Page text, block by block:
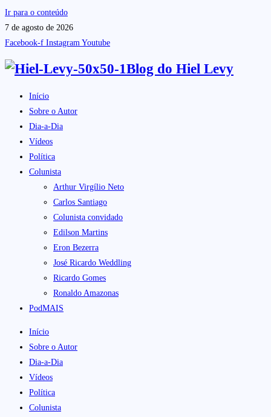
Ir para o conteúdo
7 de agosto de 2026
Facebook-f Instagram Youtube
Blog do Hiel Levy
Início
Sobre o Autor
Dia-a-Dia
Vídeos
Política
Colunista
Arthur Virgílio Neto
Carlos Santiago
Colunista convidado
Edilson Martins
Eron Bezerra
José Ricardo Weddling
Ricardo Gomes
Ronaldo Amazonas
PodMAIS
Início
Sobre o Autor
Dia-a-Dia
Vídeos
Política
Colunista